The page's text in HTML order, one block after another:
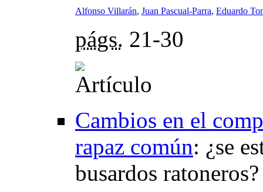
Alfonso Villarán, Juan Pascual-Parra, Eduardo
págs. 21-30
Cambios en el
rapaz común: ¿se
busardos ratoneros?